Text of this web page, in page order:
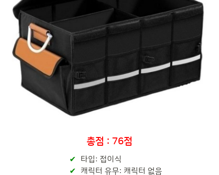
총점 : 76점
타입: 접이식
캐릭터 유무: 캐릭터 없음